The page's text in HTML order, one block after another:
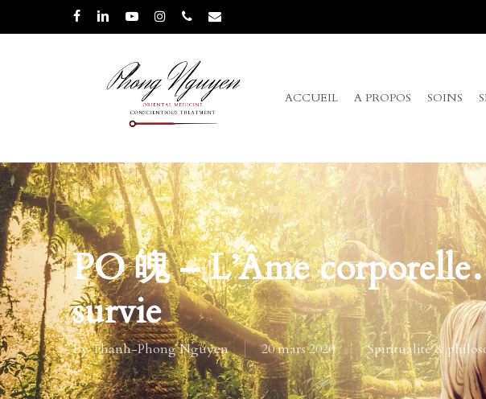
to
facebooklinkedinyoutubeinstagram
phone email
ACCUEIL A PROPOS SOINS
PO 魄 – L’Âme
survie
ByThanh-Phong Nguyen 20 mars 2020 Spiritualité &